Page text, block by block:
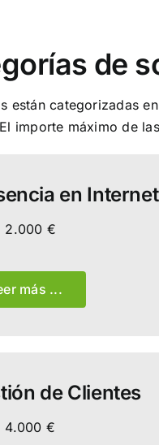
de
están categorizadas
importe máximo de
en Internet
2.000 €
más ...
de Clientes
4.000 €